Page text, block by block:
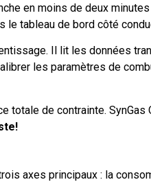
en moins de deux
tableau de bord côté
Il lit les données
les paramètres de
totale de contrainte.
axes principaux : la